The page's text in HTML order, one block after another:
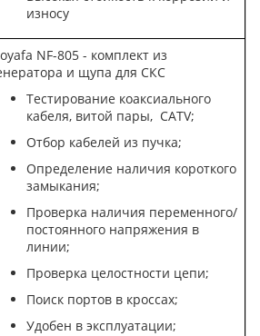
износу
NF-805 - комплект из
и щупа для СКС
Тестирование коаксиального
кабеля, витой пары, CATV;
Отбор кабелей из пучка;
Определение наличия короткого
замыкания;
Проверка наличия переменного/
постоянного напряжения в
линии;
Проверка целостности цепи;
Поиск портов в кроссах;
Удобен в эксплуатации;